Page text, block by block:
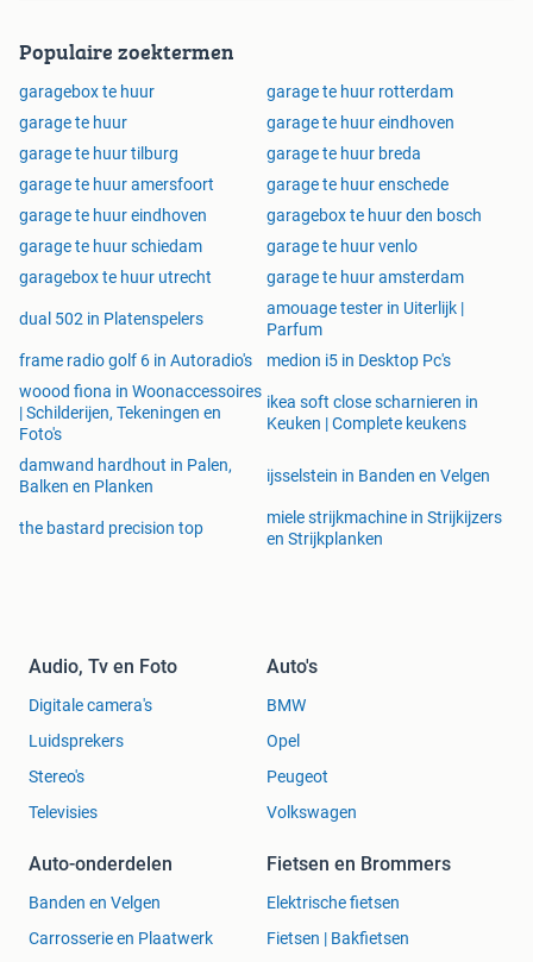
Populaire zoektermen
garagebox te huur
garage te huur rotterdam
garage te huur
garage te huur eindhoven
garage te huur tilburg
garage te huur breda
garage te huur amersfoort
garage te huur enschede
garage te huur eindhoven
garagebox te huur den bosch
garage te huur schiedam
garage te huur venlo
garagebox te huur utrecht
garage te huur amsterdam
dual 502 in Platenspelers
amouage tester in Uiterlijk |
Parfum
frame radio golf 6 in Autoradio's
medion i5 in Desktop Pc's
woood fiona in Woonaccessoires
| Schilderijen, Tekeningen en
Foto's
ikea soft close scharnieren in
Keuken | Complete keukens
damwand hardhout in Palen,
Balken en Planken
ijsselstein in Banden en Velgen
the bastard precision top
miele strijkmachine in Strijkijzers
en Strijkplanken
Audio, Tv en Foto
Digitale camera's
Luidsprekers
Stereo's
Televisies
Auto's
BMW
Opel
Peugeot
Volkswagen
Auto-onderdelen
Banden en Velgen
Carrosserie en Plaatwerk
Fietsen en Brommers
Elektrische fietsen
Fietsen | Bakfietsen